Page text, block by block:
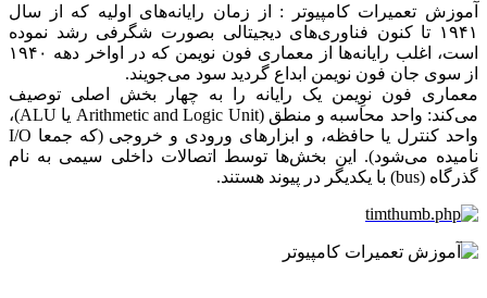
آموزش تعمیرات کامپیوتر : از زمان رایانه‌های اولیه که از سال
۱۹۴۱ تا کنون فناوری‌های دیجیتالی بصورت شگرفی رشد نموده
است، اغلب رایانه‌ها از معماری فون نویمن که در اواخر دهه ۱۹۴۰
از سوی جان فون نویمن ابداع گردید سود می‌جویند.
معماری فون نوِیمن یک رایانه را به چهار بخش اصلی توصیف
می‌کند: واحد محاسبه و منطق (Arithmetic and Logic Unit یا ALU)،
واحد کنترل یا حافظه، و ابزارهای ورودی و خروجی (که جمعا I/O
نامیده می‌شود). این بخش‌ها توسط اتصالات داخلی سیمی به نام
گذرگاه (bus) با یکدیگر در پیوند هستند.